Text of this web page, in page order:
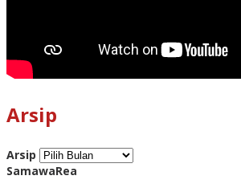
Arsip
Arsip
SamawaRea